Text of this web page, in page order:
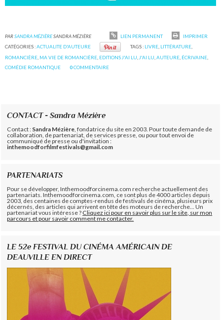
PARSANDRA MÉZIÈRESANDRA MÉZIÈRE LIEN PERMANENT
IMPRIMER
CATÉGORIES :ACTUALITE D'AUTEURE TAGS : LIVRE, LITTÉRATURE,
ROMANCIÈRE MA VIE DE ROMANCIÈRE EDITIONS J'AI LU J'AI LU ,AUTEURE ÉCRIVAINE
COMÉDIE ROMANTIQUE
0COMMENTAIRE
CONTACT - Sandra Mézière
Contact : Sandra Mézière , fondatrice du site en 2003. Pour toute demande de
collaboration, de partenariat, de services presse, ou pour tout envoi de
communiqué de presse ou d'invitation :
inthemoodforfilmfestivals@gmail.com
PARTENARIATS
Pour se développer, Inthemoodforcinema.com recherche actuellement des
partenariats. Inthemoodforcinema.com, ce sont plus de 4000 articles depuis
2003, des centaines de comptes-rendus de festivals de cinéma, plusieurs prix
décernés, des articles qui arrivent en tête des moteurs de recherche... Un
partenariat vous intéresse ?Cliquez ici pour en savoir plus sur le site, sur mon
parcours et pour savoir comment me contacter.
LE 52e FESTIVAL DU CINÉMA AMÉRICAIN DE
DEAUVILLE EN DIRECT